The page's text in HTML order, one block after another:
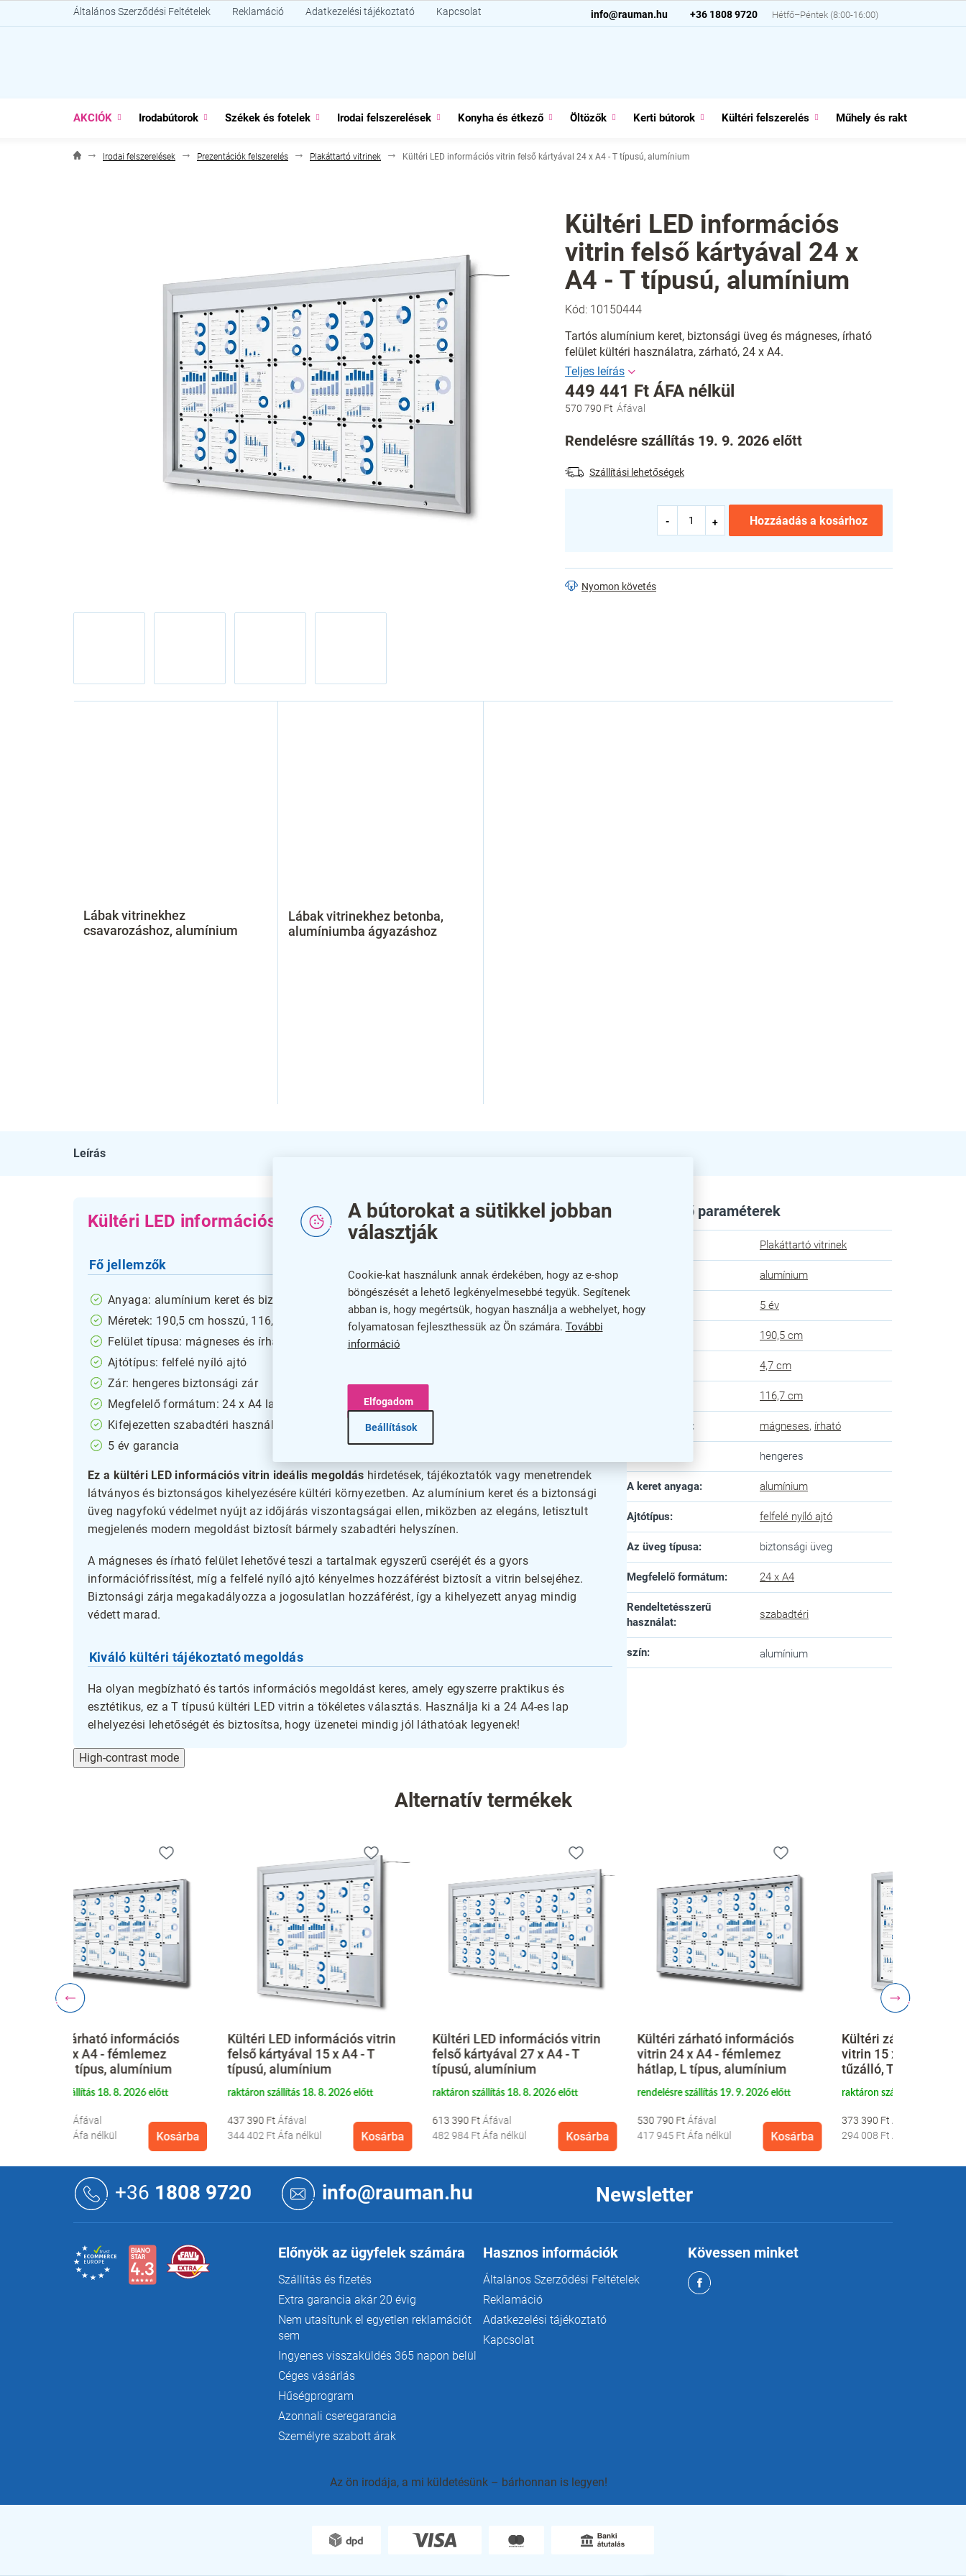
A bútorokat a sütikkel jobban
választják
Cookie-kat használunk annak érdekében, hogy az e-shop
böngészését a lehető legkényelmesebbé tegyük. Segítenek
abban is, hogy megértsük, hogyan használja a webhelyet, hogy
folyamatosan fejleszthessük az Ön számára. További
információ
Beállítások
Elfogadom
a
+36 1808 9720
info@rauman.hu
Általános Szerződési Feltételek Reklamáció Adatkezelési tájékoztató Kapcsolat
AKCIÓK Irodabútorok Székek és fotelek Irodai felszerelések Konyha és étkező Öltözők Kerti bútorok Kültéri felszerelés Műhely és raktár
Irodai felszerelések Prezentációk felszerelés Plakáttartó vitrinek Kültéri LED információs vitrin felső kártyával 24 x A4 - T típusú, alumínium
Kültéri LED információs
vitrin felső kártyával 24 x
A4 - T típusú, alumínium
Kód: 10150444
Tartós alumínium keret, biztonsági üveg és mágneses, írható
felület kültéri használatra, zárható, 24 x A4.
570 790 Ft
449 441 Ft ÁFA nélkül
Egységár:
Rendelésre szállítás 19. 9. 2026 előtt
Szállítási lehetőségek
Hozzáadás a kosárhoz
Nyomon követés
Lábak vitrinekhez
csavarozáshoz, alumínium
Lábak vitrinekhez betonba,
alumíniumba ágyazáshoz
Leírás
Kültéri LED információs vitrin felső kártyával 24 x A4 - T típusú
Fő jellemzők
Anyaga: alumínium keret és biztonsági üveg
Méretek: 190,5 cm hosszú, 116,7 cm magas, 4,7 cm mély
Felület típusa: mágneses és írható
Ajtótípus: felfelé nyíló ajtó
Zár: hengeres biztonsági zár
Megfelelő formátum: 24 x A4 lap elhelyezésére alkalmas
Kifejezetten szabadtéri használatra tervezve
5 év garancia
Ez a kültéri LED információs vitrin ideális megoldás hirdetések, tájékoztatók vagy menetrendek
látványos és biztonságos kihelyezésére kültéri környezetben. Az alumínium keret és a biztonsági
üveg nagyfokú védelmet nyújt az időjárás viszontagságai ellen, miközben az elegáns, letisztult
megjelenés modern megoldást biztosít bármely szabadtéri helyszínen.
A mágneses és írható felület lehetővé teszi a tartalmak egyszerű cseréjét és a gyors
információfrissítést, míg a felfelé nyíló ajtó kényelmes hozzáférést biztosít a vitrin belsejéhez.
Biztonsági zárja megakadályozza a jogosulatlan hozzáférést, így a kihelyezett anyag mindig
védett marad.
Kiváló kültéri tájékoztató megoldás
Ha olyan megbízható és tartós információs megoldást keres, amely egyszerre praktikus és
esztétikus, ez a T típusú kültéri LED vitrin a tökéletes választás. Használja ki a 24 A4-es lap
elhelyezési lehetőségét és biztosítsa, hogy üzenetei mindig jól láthatóak legyenek!
Kiegészítő paraméterek
Plakáttartó vitrinek
alumínium
Garancia 5 év
190,5 cm
4,7 cm
116,7 cm
: mágneses, írható
hengeres
A keret anyaga: alumínium
Ajtótípus: felfelé nyíló ajtó
Az üveg típusa: biztonsági üveg
Megfelelő formátum: 24 x A4
Rendeltetésszerű
használat:
szabadtéri
szín: alumínium
High-contrast mode
Alternatív termékek
Kültéri LED információs vitrin
felső kártyával 15 x A4 - T
típusú, alumínium
raktáron szállítás 18. 8. 2026 előtt
437 390 Ft
344 402 Ft
Áfa nélkül Kosárba
Kültéri LED információs vitrin
felső kártyával 27 x A4 - T
típusú, alumínium
raktáron szállítás 18. 8. 2026 előtt
613 390 Ft
482 984 Ft
Áfa nélkül Kosárba
Kültéri zárható információs
vitrin 24 x A4 - fémlemez
hátlap, L típus, alumínium
rendelésre szállítás 19. 9. 2026 előtt
530 790 Ft
417 945 Ft
Áfa nélkül Kosárba
Kültéri zárható információs
vitrin 15 x A4 - lemez hátlap,
tűzálló, T típusú, alumínium
raktáron szállítás 18. 8. 2026 előtt
373 390 Ft
294 008 Ft
Áfa nélkül Kosárba
+36 1808 9720 info@rauman.hu Newsletter
Előnyök az ügyfelek számára
Szállítás és fizetés
Extra garancia akár 20 évig
Nem utasítunk el egyetlen reklamációt
sem
Ingyenes visszaküldés 365 napon belül
Céges vásárlás
Hűségprogram
Azonnali cseregarancia
Személyre szabott árak
Hasznos információk
Általános Szerződési Feltételek
Reklamáció
Adatkezelési tájékoztató
Kapcsolat
Kövessen minket
Az ön irodája, a mi küldetésünk – bárhonnan is legyen!